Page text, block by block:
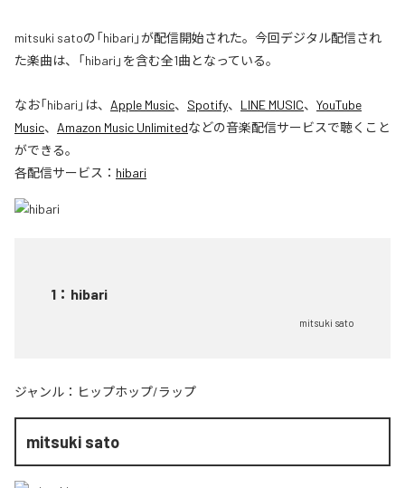
mitsuki satoの「hibari」が配信開始された。今回デジタル配信され
た楽曲は、「hibari」を含む全1曲となっている。
なお「hibari 」は、 Apple Music、 Spotify、 LINE MUSIC、 YouTube
Music、 Amazon Music Unlimitedなどの音楽配信サービスで聴くこと
ができる。
各配信サービス： hibari
1 ： hibari
mitsuki sato
ジャンル： ヒップホップ/ラップ
mitsuki sato